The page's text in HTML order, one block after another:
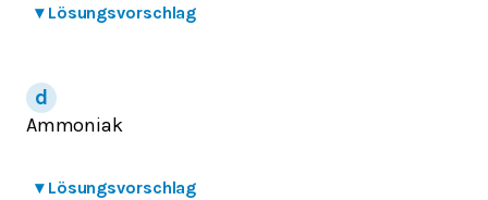
▾ Lösungsvorschlag
Ammoniak
▾ Lösungsvorschlag